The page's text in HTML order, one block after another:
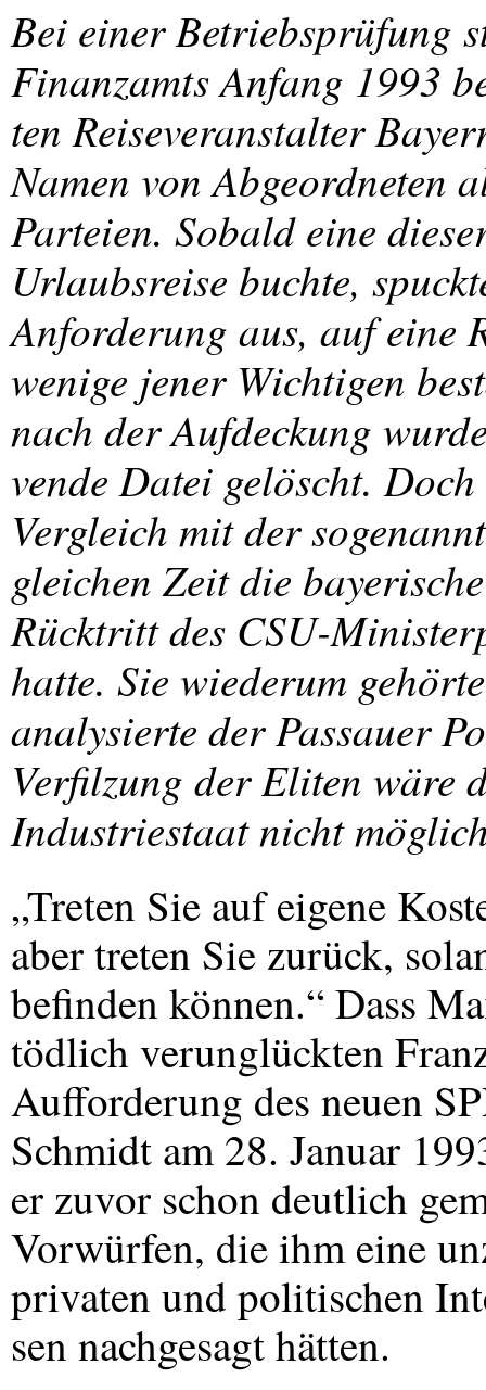
Bei einer Betriebsprüfung
Finanzamts Anfang 1993
ten Reiseveranstalter
Namen von Abgeordneten
Parteien. Sobald eine
Urlaubsreise buchte,
Anforderung aus, auf eine
wenige jener Wichtigen
nach der Aufdeckung
vende Datei gelöscht.
Vergleich mit der
gleichen Zeit die
Rücktritt des CSU-
hatte. Sie wiederum
analysierte der Passauer
Verfilzung der Eliten wäre
Industriestaat nicht
„Treten Sie auf eigene
aber treten Sie zurück,
befinden können.“ Dass
tödlich verunglückten
Aufforderung des neuen
Schmidt am 28. Januar
er zuvor schon deutlich
Vorwürfen, die ihm eine
privaten und politischen
sen nachgesagt hätten.